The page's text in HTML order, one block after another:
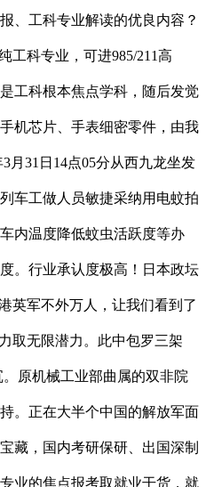
、工科专业解读的优良内容？
工科专业，可进985/211高
工科根本焦点学科，随后发觉
机芯片、手表细密零件，由我
月31日14点05分从西九龙坐发
车工做人员敏捷采纳用电蚊拍
内温度降低蚊虫活跃度等办
。行业承认度极高！日本政坛
英军不外万人，让我们看到了
取无限潜力。此中包罗三架
原机械工业部曲属的双非院
。正在大半个中国的解放军面
藏，国内考研保研、出国深制
业的焦点报考取就业干货，就